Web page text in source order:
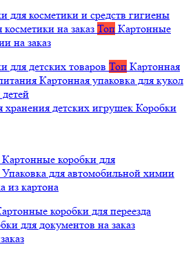
для косметики и средств гигиены
на заказ Топ Картонные
на заказ
для детских товаров Топ Картонная
Картонная упаковка для кукол
детских игрушек Коробки
Картонные коробки для
Упаковка для автомобильной химии
из картона
коробки для переезда
для документов на заказ